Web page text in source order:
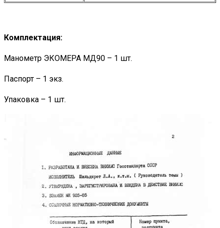
Комплектация:
Манометр ЭКОМЕРА МД90 – 1 шт.
Паспорт – 1 экз.
Упаковка – 1 шт.